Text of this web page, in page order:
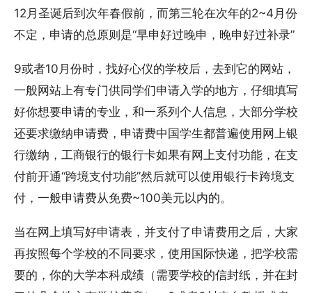
12月圣诞后到次年春假前，而第三轮在次年的2~4月份
不定，申请的总原则是“早申好过晚申，晚申好过补录”
9或者10月份时，找好心仪的学校后，去到它的网站，
一般网站上有专门供同学们申请入学的地方，仔细填写
好你想要申请的专业，和一系列个人信息，大部分学校
还要求缴纳申请费，申请费中国学生都普遍使用网上银
行缴纳，工商银行的银行卡如果有网上支付功能，在支
付前开通“跨境支付功能”然后就可以使用银行卡跨境支
付，一般申请费从免费~100美元以内的。
当在网上填写好申请表，并支付了申请费用之后，大家
再按照每个学校的不同要求，使用国际快递，把学校需
要的，你的大学本科成绩（需要学校的信封纸，并在封